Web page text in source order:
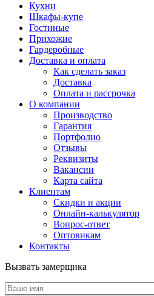
Кухни
Шкафы-купе
Гостиные
Прихожие
Гардеробные
Доставка и оплата
Как сделать заказ
Доставка
Оплата и рассрочка
О компании
Производство
Гарантия
Портфолио
Отзывы
Реквизиты
Вакансии
Карта сайта
Клиентам
Скидки и акции
Онлайн-калькулятор
Вопрос-ответ
Оптовикам
Контакты
Вызвать замерщика